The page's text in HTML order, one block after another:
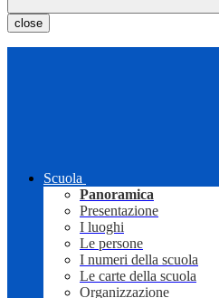
close
Scuola
Panoramica
Presentazione
I luoghi
Le persone
I numeri della scuola
Le carte della scuola
Organizzazione